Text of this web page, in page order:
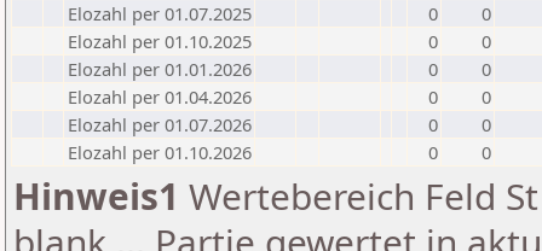
Elozahl per 01.07.2025
0
0
Elozahl per 01.10.2025
0
0
Elozahl per 01.01.2026
0
0
Elozahl per 01.04.2026
0
0
Elozahl per 01.07.2026
0
0
Elozahl per 01.10.2026
0 0
Hinweis1 Wertebereich Feld